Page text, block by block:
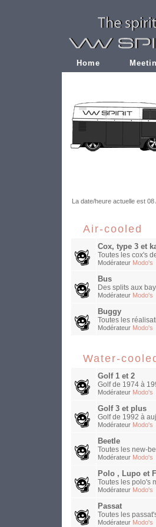
Home
La date/heure actuelle est 08
Air-cooled
Cox, type 3 et
Toutes les cox's
Modérateur Modo's
Bus
Des splits aux
Modérateur Modo's
Buggy
Toutes les
Modérateur Modo's
Water-
Golf 1 et 2
Golf de 1974 à
Modérateur Modo's
Golf 3 et plus
Golf de 1992 à
Modérateur Modo's
Beetle
Toutes les new-
Modérateur Modo's
Polo , Lupo et
Toutes les polo's
Modérateur Modo's
Passat
Toutes les
Modérateur Modo's